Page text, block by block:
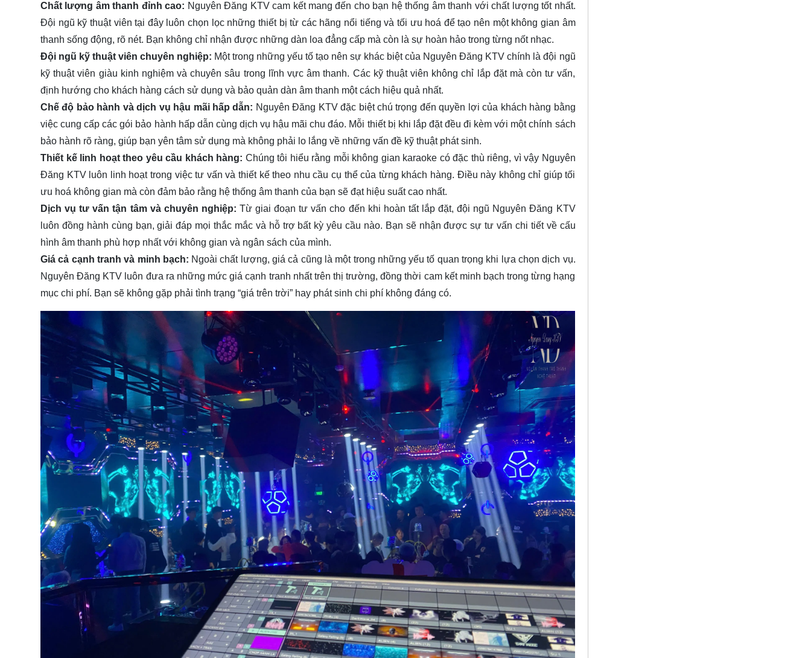
Chất lượng âm thanh đỉnh cao: Nguyên Đăng KTV cam kết mang đến cho bạn hệ thống âm thanh với chất lượng tốt nhất.
Đội ngũ kỹ thuật viên tại đây luôn chọn lọc những thiết bị từ các hãng nổi tiếng và tối ưu hoá để tạo nên một không gian âm
thanh sống động, rõ nét. Bạn không chỉ nhận được những dàn loa đẳng cấp mà còn là sự hoàn hảo trong từng nốt nhạc.
Đội ngũ kỹ thuật viên chuyên nghiệp: Một trong những yếu tố tạo nên sự khác biệt của Nguyên Đăng KTV chính là đội ngũ
kỹ thuật viên giàu kinh nghiệm và chuyên sâu trong lĩnh vực âm thanh. Các kỹ thuật viên không chỉ lắp đặt mà còn tư vấn,
định hướng cho khách hàng cách sử dụng và bảo quản dàn âm thanh một cách hiệu quả nhất.
Chế độ bảo hành và dịch vụ hậu mãi hấp dẫn: Nguyên Đăng KTV đặc biệt chú trọng đến quyền lợi của khách hàng bằng
việc cung cấp các gói bảo hành hấp dẫn cùng dịch vụ hậu mãi chu đáo. Mỗi thiết bị khi lắp đặt đều đi kèm với một chính sách
bảo hành rõ ràng, giúp bạn yên tâm sử dụng mà không phải lo lắng về những vấn đề kỹ thuật phát sinh.
Thiết kế linh hoạt theo yêu cầu khách hàng: Chúng tôi hiểu rằng mỗi không gian karaoke có đặc thù riêng, vì vậy Nguyên
Đăng KTV luôn linh hoạt trong việc tư vấn và thiết kế theo nhu cầu cụ thể của từng khách hàng. Điều này không chỉ giúp tối
ưu hoá không gian mà còn đảm bảo rằng hệ thống âm thanh của bạn sẽ đạt hiệu suất cao nhất.
Dịch vụ tư vấn tận tâm và chuyên nghiệp: Từ giai đoạn tư vấn cho đến khi hoàn tất lắp đặt, đội ngũ Nguyên Đăng KTV
luôn đồng hành cùng bạn, giải đáp mọi thắc mắc và hỗ trợ bất kỳ yêu cầu nào. Bạn sẽ nhận được sự tư vấn chi tiết về cấu
hình âm thanh phù hợp nhất với không gian và ngân sách của mình.
Giá cả cạnh tranh và minh bạch: Ngoài chất lượng, giá cả cũng là một trong những yếu tố quan trọng khi lựa chọn dịch vụ.
Nguyên Đăng KTV luôn đưa ra những mức giá cạnh tranh nhất trên thị trường, đồng thời cam kết minh bạch trong từng hạng
mục chi phí. Bạn sẽ không gặp phải tình trạng “giá trên trời” hay phát sinh chi phí không đáng có.